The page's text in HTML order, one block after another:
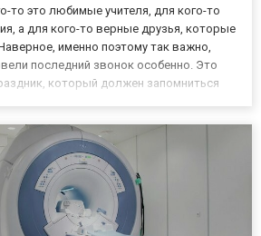
то это любимые учителя, для кого-то
а для кого-то верные друзья, которые
именно поэтому так важно,
последний звонок особенно. Это
который должен запомниться